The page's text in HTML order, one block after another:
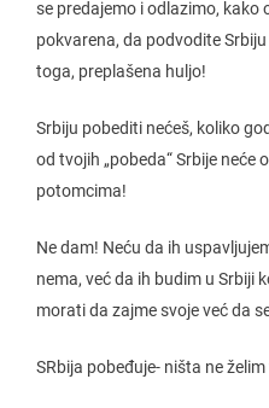
se predajemo i odlazimo, kako
pokvarena, da podvodite
toga, preplašena huljo!
Srbiju pobediti nećeš, koliko
od tvojih „pobeda“ Srbije
potomcima!
Ne dam! Neću da ih
nema, već da ih budim u Srbiji
morati da zajme svoje već da
SRbija pobeđuje- ništa ne